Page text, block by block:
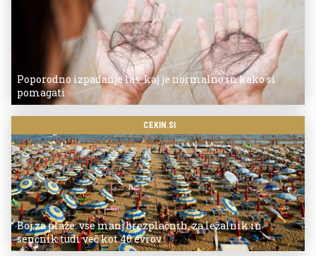
Poporodno izpadanje las: kaj je normalno in kako si
pomagati
CEKIN.SI
Boj za plaže: vse manj brezplačnih, za ležalnik in
senčnik tudi več kot 40 evrov